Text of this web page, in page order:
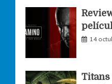
e
b
o
t
a
g
14
Titans